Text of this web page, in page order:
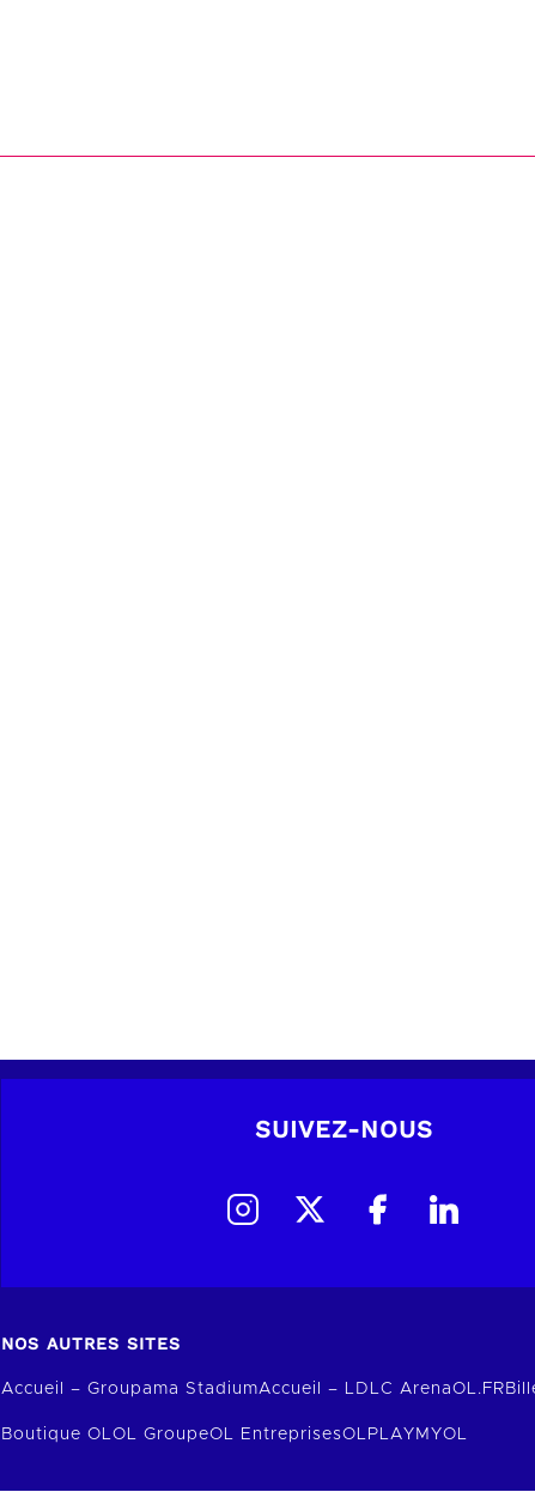
SUIVEZ-NOUS
NOS AUTRES SITES
Accueil – Groupama StadiumAccueil – LDLC ArenaOL.FR
Boutique OLOL GroupeOL EntreprisesOLPLAY MYOL